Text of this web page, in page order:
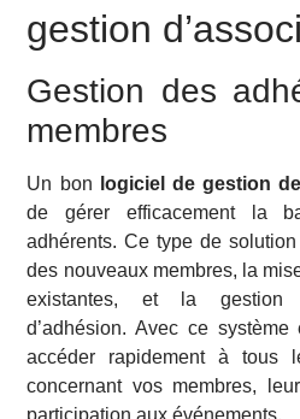
gestion
Gestion des
membres
Un bon logiciel de gestion
de gérer efficacement la
adhérents. Ce type de solution
des nouveaux membres, la
existantes, et la gestion
d’adhésion. Avec ce
accéder rapidement à tous
concernant vos membres,
participation aux événements.